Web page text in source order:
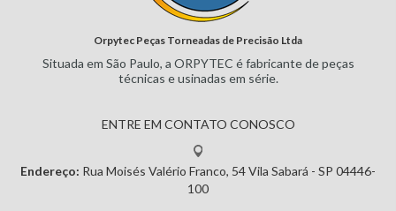
Orpytec Peças Torneadas de Precisão Ltda
Situada em São Paulo, a ORPYTEC é fabricante de peças
técnicas eusinadas em série.
ENTRE EM CONTATO CONOSCO
Endereço: Rua Moisés Valério Franco, 54Vila Sabará - SP 04446-
100